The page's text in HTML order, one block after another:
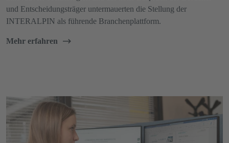
und Entscheidungsträger untermauerten die Stellung der
INTERALPIN als führende Branchenplattform.
Mehr erfahren